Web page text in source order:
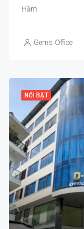
Hầm
Gems Office
NỔI BẬT